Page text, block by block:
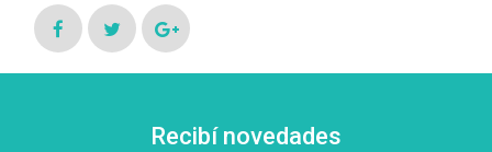
Recibí novedades